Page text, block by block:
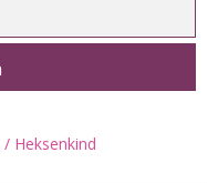
/ Heksenkind